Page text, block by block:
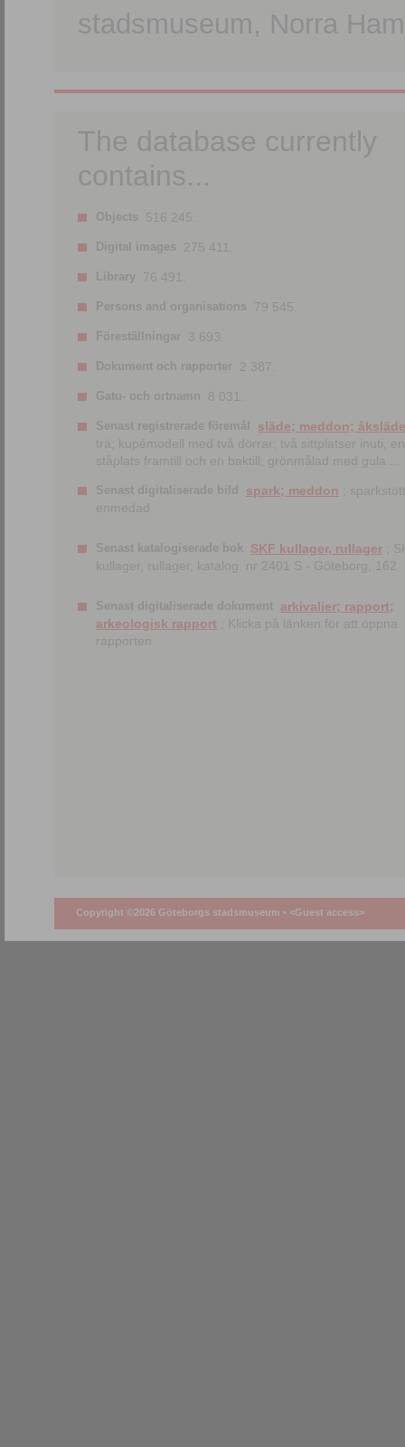
stadsmuseum, Norra
The database currently
contains...
Objects 516 245.
Digital images 275 411.
Library 76 491.
Persons and organisations 79 545.
Föreställningar 3 693.
Dokument och rapporter 2 387.
Gatu- och ortnamn 8 031.
Senast registrerade föremål
släde; meddon; åksläde
trä; kupémodell med två dörrar; två sittplatser inuti; en
ståplats framtill och en baktill; grönmålad med gula ...
Senast digitaliserade bild spark; meddon ;
enmedad
Senast katalogiserade bok SKF kullager, rullager ;
kullager, rullager, katalog. nr 2401 S.- Göteborg, 162
Senast digitaliserade dokument arkivalier; rapport;
arkeologisk rapport ; Klicka på länken för att öppna
rapporten
Copyright ©2026 Göteborgs stadsmuseum • <Guest access>